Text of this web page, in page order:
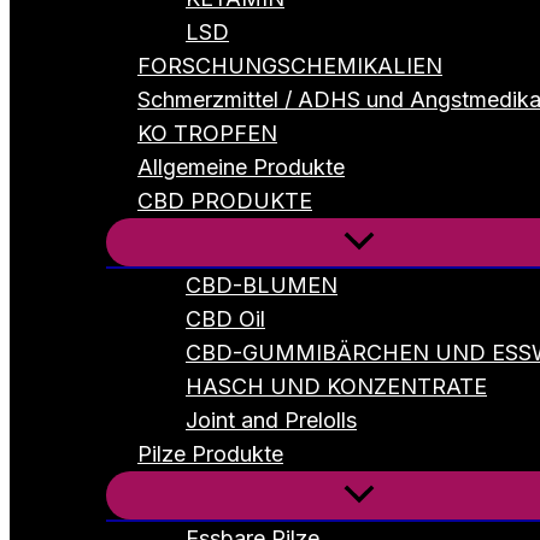
LSD
FORSCHUNGSCHEMIKALIEN
Schmerzmittel / ADHS und
KO TROPFEN
Allgemeine Produkte
CBD PRODUKTE
CBD-BLUMEN
CBD Oil
CBD-GUMMIBÄRCHEN UND
HASCH UND KONZENTRATE
Joint and Prelolls
Pilze Produkte